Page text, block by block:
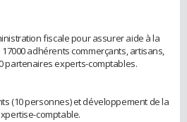
fiscale pour assurer aide à la
adhérents commerçants, artisans,
partenaires experts-comptables.
(10 personnes) et développement de la
comptable.